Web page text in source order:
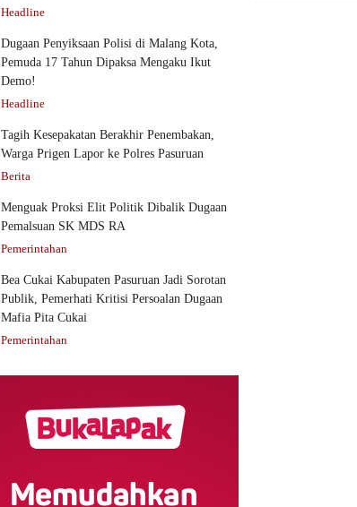
Headline
Dugaan Penyiksaan Polisi di Malang Kota,
Pemuda 17 Tahun Dipaksa Mengaku Ikut
Demo!
Headline
Tagih Kesepakatan Berakhir Penembakan,
Warga Prigen Lapor ke Polres Pasuruan
Berita
Menguak Proksi Elit Politik Dibalik Dugaan
Pemalsuan SK MDS RA
Pemerintahan
Bea Cukai Kabupaten Pasuruan Jadi Sorotan
Publik, Pemerhati Kritisi Persoalan Dugaan
Mafia Pita Cukai
Pemerintahan